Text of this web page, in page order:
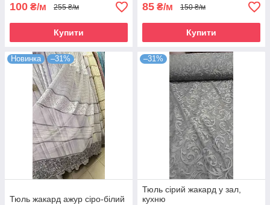
100 ₴/м 255 ₴/м
Купити
85 ₴/м 150 ₴/м
Купити
Новинка –31%
Тюль жакард ажур сіро-білий
–31%
Тюль сірий жакард у зал,
кухню